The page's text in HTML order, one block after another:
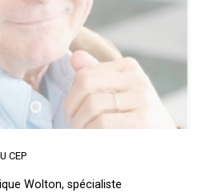
CEP
Wolton, spécialiste